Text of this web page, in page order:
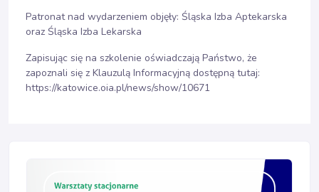
Patronat nad wydarzeniem objęły: Śląska Izba Aptekarska
oraz Śląska Izba Lekarska
Zapisując się na szkolenie oświadczają Państwo, że
zapoznali się z Klauzulą Informacyjną dostępną tutaj:
https://katowice.oia.pl/news/show/10671